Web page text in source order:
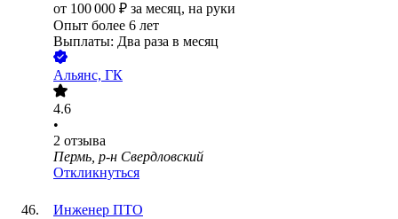
от 100 000 ₽ за месяц, на руки
Опыт более 6 лет
Выплаты: Два раза в месяц
Альянс, ГК
4.6
•
2 отзыва
Пермь, р-н Свердловский
Откликнуться
Инженер ПТО